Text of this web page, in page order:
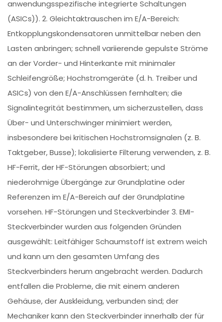
anwendungsspezifische integrierte Schaltungen
(ASICs)). 2. Gleichtaktrauschen im E/A-Bereich:
Entkopplungskondensatoren unmittelbar neben den
Lasten anbringen; schnell variierende gepulste Ströme
an der Vorder- und Hinterkante mit minimaler
Schleifengröße; Hochstromgeräte (d. h. Treiber und
ASICs) von den E/A-Anschlüssen fernhalten; die
Signalintegrität bestimmen, um sicherzustellen, dass
Über- und Unterschwinger minimiert werden,
insbesondere bei kritischen Hochstromsignalen (z. B.
Taktgeber, Busse); lokalisierte Filterung verwenden, z. B.
HF-Ferrit, der HF-Störungen absorbiert; und
niederohmige Übergänge zur Grundplatine oder
Referenzen im E/A-Bereich auf der Grundplatine
vorsehen. HF-Störungen und Steckverbinder 3. EMI-
Steckverbinder wurden aus folgenden Gründen
ausgewählt: Leitfähiger Schaumstoff ist extrem weich
und kann um den gesamten Umfang des
Steckverbinders herum angebracht werden. Dadurch
entfallen die Probleme, die mit einem anderen
Gehäuse, der Auskleidung, verbunden sind; der
Mechaniker kann den Steckverbinder innerhalb der für